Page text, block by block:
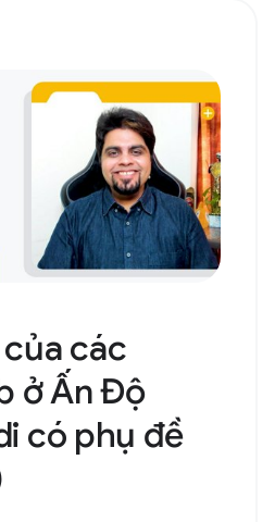
các
ở Ấn Độ
có phụ đề